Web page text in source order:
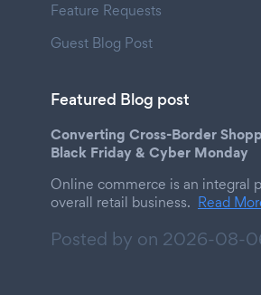
Feature Requests
Guest Blog Post
Featured Blog post
Converting Cross-Border
Black Friday & Cyber Monday
Online commerce is an integral
overall retail business. Read
Posted by on 2026-08-